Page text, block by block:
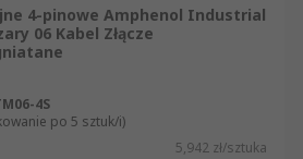
4-pinowe Amphenol Industrial
06 Kabel Złącze
4S
po 5 sztuk/i)
5,942 zł/sztuka